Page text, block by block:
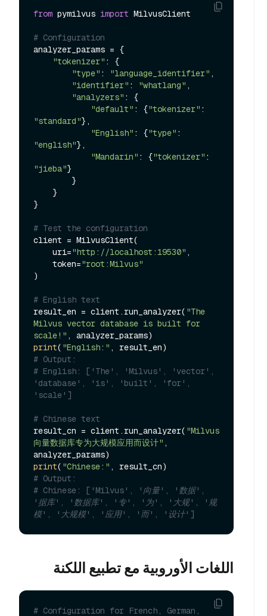
from pymilvus import MilvusClient
# Configuration
analyzer_params = {
"tokenizer" : {
"type" : "language_identifier" ,
"identifier" : "whatlang" ,
"analyzers" : {
"default" : {"tokenizer"
"standard"},
"English" : {"type"
"english"},
"Mandarin" : {"tokenizer"
"jieba"}
}
# Test the configuration
client = MilvusClient(
    uri=
"http://localhost:19530" ,
    token=
"root:Milvus"
)
# English text
result_en = client.run_analyzer( "The
Milvus vector database is built for
scale!"
print( "English:"
# Output:
# English: ['The', 'Milvus', 'vector',
'database', 'is', 'built', 'for',
'scale']
# Chinese text
result_cn = client.run_analyzer( "Milvus
向量数据库专为大规模应用而设计" ,
print( "Chinese:"
# Output:
# Chinese: ['Milvus', '向量', '数据',
'据库', '数据库', '专', '为', '大规', '规
模', '大规模', '应用', '而', '设计']
اللغات الأوروبية مع تطبيع اللكنة
# Configuration for French, German,